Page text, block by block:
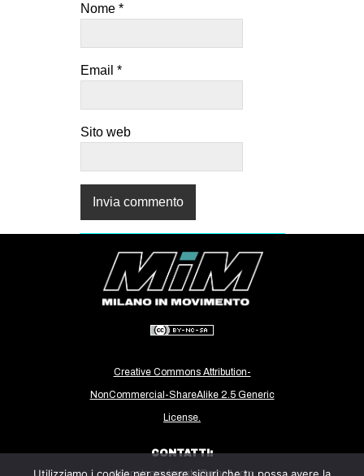
Nome *
Email *
Sito web
Creative Commons Attribution-
NonCommercial-ShareAlike 2.5 Generic
License.
CONTATTI:
milanoinmovimento@gmail.com